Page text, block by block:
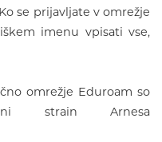
se prijavljate v omrežje
imenu vpisati vse,
omrežje Eduroam so
strain Arnesa